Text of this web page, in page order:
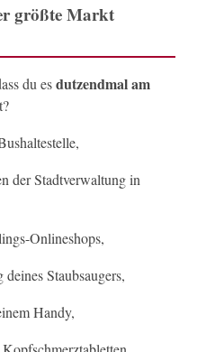
größte Markt
du esdutzendmal am
der Stadtverwaltung in
Onlineshops,
Staubsaugers,
Handy,